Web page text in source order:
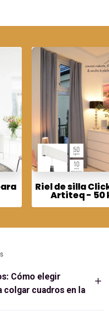
Riel de silla
Artiteq - 50
Cómo elegir
colgar cuadros en la